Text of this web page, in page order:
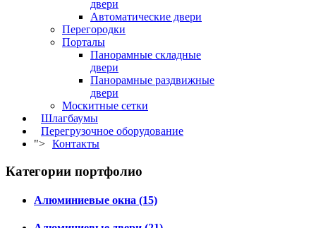
двери
Автоматические двери
Перегородки
Порталы
Панорамные складные
двери
Панорамные раздвижные
двери
Москитные сетки
Шлагбаумы
Перегрузочное оборудование
"> Контакты
Категории портфолио
Алюминиевые окна (15)